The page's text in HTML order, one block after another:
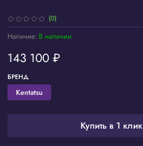
(0)
Наличие: В наличии
143 100 ₽
Купить в 1 клик
БРЕНД
Kentatsu